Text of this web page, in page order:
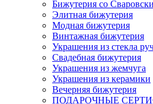
Бижутерия со Сваровски
Элитная бижутерия
Модная бижутерия
Винтажная бижутерия
Украшения из стекла
Свадебная бижутерия
Украшения из жемчуга
Украшения из керамики
Вечерняя бижутерия
ПОДАРОЧНЫЕ